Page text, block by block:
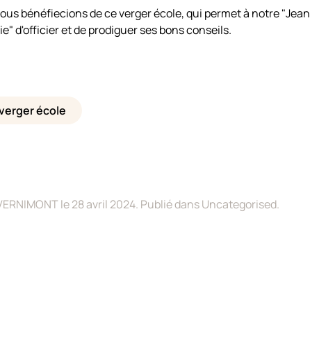
bénéfiecions de ce verger école, qui permet à notre "Jean
d'officier et de prodiguer ses bons conseils.
école
le28 avril 2024. Publié dansUncategorised.